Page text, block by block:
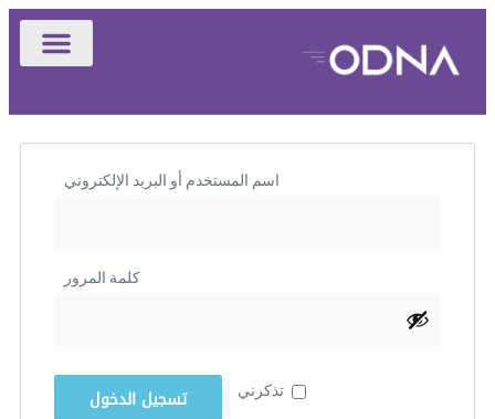
تسجيل الدخول
اسم المستخدم أو البريد الإلكتروني
كلمة المرور
تذكرني تسجيل الدخول